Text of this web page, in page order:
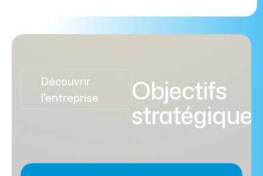
Découvrir
l'entreprise
Objectifs
stratégiques